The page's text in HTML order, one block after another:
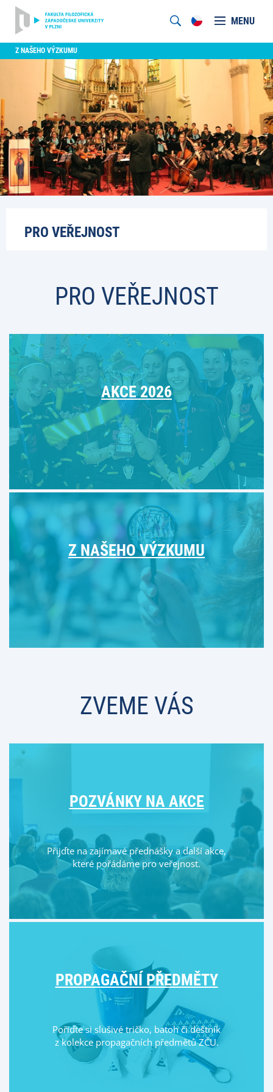
MENU
Z NAŠEHO VÝZKUMU
PRO VEŘEJNOST
PRO VEŘEJNOST
AKCE 2026
Z NAŠEHO VÝZKUMU
ZVEME VÁS
POZVÁNKY NA AKCE
Přijďte na zajímavé přednášky a další akce,
které pořádáme pro veřejnost.
PROPAGAČNÍ PŘEDMĚTY
Pořiďte si slušivé tričko, batoh či deštník
z kolekce propagačních předmětů ZČU.